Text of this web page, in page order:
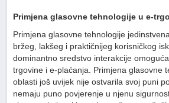
Primjena glasovne tehnologije u e-
Primjena glasovne tehnologije
bržeg, lakšeg i praktičnijeg korisničkog
dominantno sredstvo interakcije
trgovine i e-plaćanja. Primjena glasovne
oblasti još uvijek nije ostvarila svoj puni
nemaju puno povjerenje u njenu